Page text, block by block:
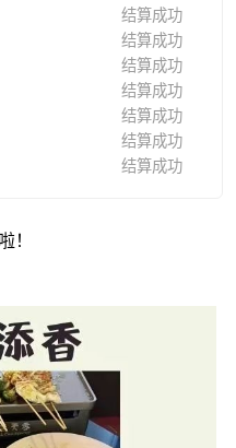
结算成功
结算成功
结算成功
结算成功
结算成功
结算成功
结算成功
！